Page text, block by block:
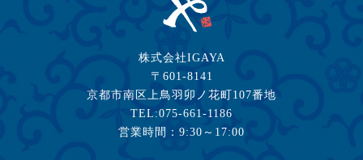
株式会社IGAYA
〒601-8141
京都市南区上鳥羽卯ノ花町107番地
TEL:075-661-1186
営業時間：9:30～17:00